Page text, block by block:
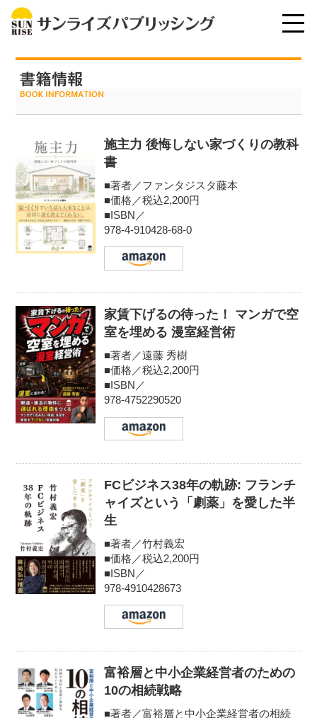
施主力 後悔しない家づくりの教科
書
■著者／ファンタジスタ藤本
■価格／税込2,200円
■ISBN／
978-4-910428-68-0
家賃下げるの待った！ マンガで空
室を埋める 漫室経営術
■著者／遠藤 秀樹
■価格／税込2,200円
■ISBN／
978-4752290520
FCビジネス38年の軌跡: フランチ
ャイズという「劇薬」を愛した半
生
■著者／竹村義宏
■価格／税込2,200円
■ISBN／
978-4910428673
富裕層と中小企業経営者のための
10の相続戦略
■著者／富裕層と中小企業経営者の相続